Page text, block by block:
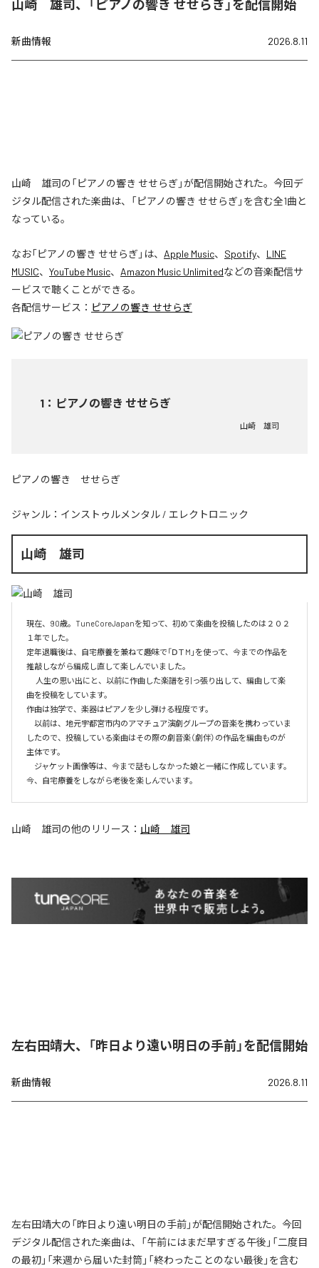
山崎 雄司、「ピアノの響き せせらぎ」を配信開始
新曲情報 2026.8.11
山崎 雄司の「ピアノの響き せせらぎ」が配信開始された。今回デ
ジタル配信された楽曲は、「ピアノの響き せせらぎ」を含む全1曲と
なっている。
なお「ピアノの響き せせらぎ 」は、 Apple Music、 Spotify、 LINE
MUSIC、 YouTube Music、 Amazon Music Unlimitedなどの音楽配信サ
ービスで聴くことができる。
各配信サービス： ピアノの響き せせらぎ
1 ： ピアノの響き せせらぎ
山崎 雄司
ピアノの響き せせらぎ
ジャンル： インストゥルメンタル / エレクトロニック
山崎 雄司
現在、90歳。TuneCoreJapanを知って、初めて楽曲を投稿したのは２０２
１年でした。
定年退職後は、自宅療養を兼ねて趣味で「ⅮＴM」を使って、今までの作品を
推敲しながら編成し直して楽しんでいました。
人生の思い出にと、以前に作曲した楽譜を引っ張り出して、編曲して楽
曲を投稿をしています。
作曲は独学で、楽器はピアノを少し弾ける程度です。
以前は、地元宇都宮市内のアマチュア演劇グループの音楽を携わっていま
したので、投稿している楽曲はその際の劇音楽（劇伴）の作品を編曲ものが
主体です。
ジャケット画像等は、今まで話もしなかった娘と一緒に作成しています。
今、自宅療養をしながら老後を楽しんでいます。
山崎 雄司の他のリリース： 山崎 雄司
左右田靖大、「昨日より遠い明日の手前」を配信開始
新曲情報 2026.8.11
左右田靖大の「昨日より遠い明日の手前」が配信開始された。今回
デジタル配信された楽曲は、「午前にはまだ早すぎる午後」「二度目
の最初」「来週から届いた封筒」「終わったことのない最後」を含む